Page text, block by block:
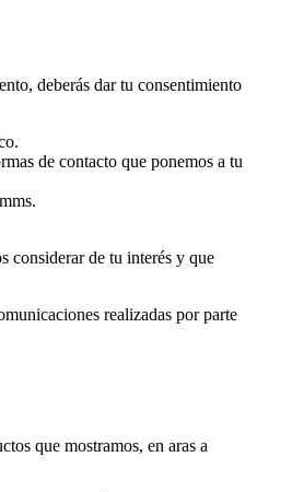
deberás dar tu consentimiento
de contacto que ponemos a tu
considerar de tu interés y que
realizadas por parte
que mostramos, en aras a